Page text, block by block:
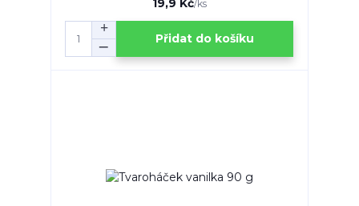
/ks
Přidat do košíku